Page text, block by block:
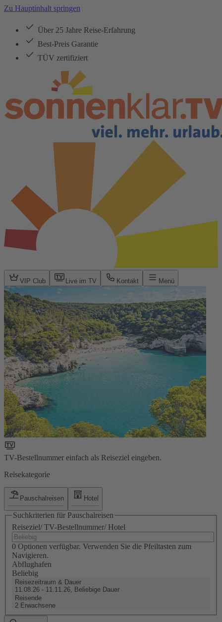
Zu Hauptinhalt springen
Über 25 Jahre Reise-Erfahrung
Best-Preis Garantie
TÜV zertifiziert
VIP Club Live im TV Kontakt Menü
TV-Bestellnummer einfach als Reiseziel eingeben.
Reisekategorie
Pauschalreisen Hotel
Suchkriterien für Pauschalreisen
Reiseziel/ TV-Bestellnummer/ Hotel
0 Optionen verfügbar. Verwenden Sie die Pfeiltasten zum
Navigieren.
Abflughafen
Beliebig
Reisezeitraum & Dauer
11.08.26 - 11.11.26, Beliebige Dauer
Reisende
2 Erwachsene